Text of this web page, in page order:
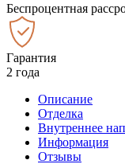
Беспроцентная
Гарантия
2 года
Описание
Отделка
Внутреннее
Информация
Отзывы